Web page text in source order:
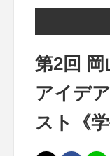
第2回
アイデ
スト《学